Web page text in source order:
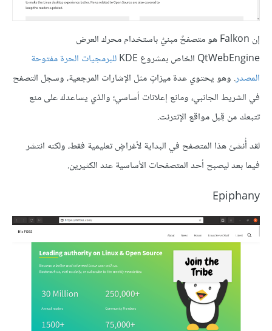
إن Falkon هو متصفحٌ مبنيٌ باستخدام محرك العرض
QtWebEngine الخاص بمشروع KDE
للبرمجيات الحرة مفتوحة
المصدر. وهو يحتوي عدة ميزاتٍ مثل الإشارات المرجعية، وسجل التصفح
في الشريط الجانبي، ومانع إعلانات أساسي؛ والذي يساعدك على منع
تتبعك من قِبل مواقع الإنترنت.
لقد أُنشئ هذا المتصفح في البداية لأغراضٍ تعليمية فقط، ولكنه انتشر
فيما بعد ليصبح أحد المتصفحات الأساسية عند الكثيرين.
Epiphany